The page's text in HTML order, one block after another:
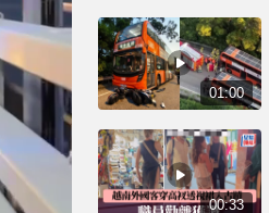
01:00
00:33